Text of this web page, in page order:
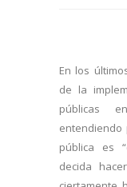
En los
de la
públicas
entendiendo
pública es
decida